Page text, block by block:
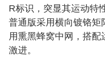
R标识，突显其运动特
普通版采用横向镀铬
用熏黑蜂窝中网，搭
激进。